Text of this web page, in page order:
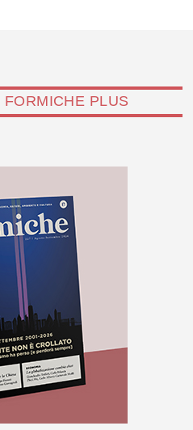
PLUS